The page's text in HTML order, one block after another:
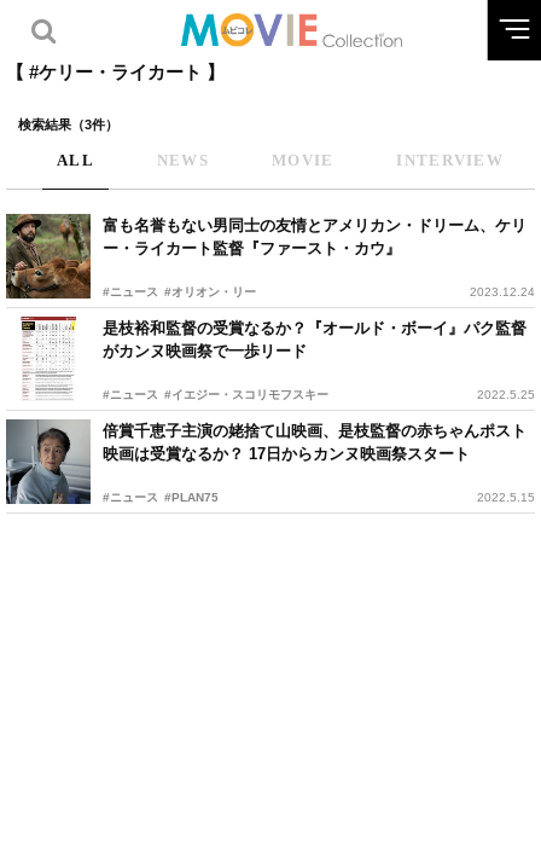
【 #ケリー・ライカート 】
検索結果（3件）
ALL NEWS MOVIE INTERVIEW
富も名誉もない男同士の友情とアメリカン・ドリーム、ケリ
ー・ライカート監督『ファースト・カウ』
#ニュース #オリオン・リー 2023.12.24
是枝裕和監督の受賞なるか？『オールド・ボーイ』パク監督
がカンヌ映画祭で一歩リード
#ニュース #イエジー・スコリモフスキー 2022.5.25
倍賞千恵子主演の姥捨て山映画、是枝監督の赤ちゃんポスト
映画は受賞なるか？ 17日からカンヌ映画祭スタート
#ニュース #PLAN75 2022.5.15